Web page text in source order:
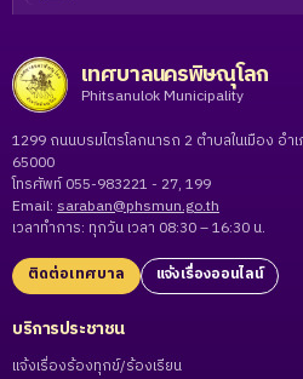
เทศบาลนครพิษณุโลก
Phitsanulok Municipality
1299 ถนนบรมไตรโลกนารถ 2 ตำบลในเมือง อ
65000
โทรศัพท์ 055-983221 - 27, 199
Email: saraban@phsmun.go.th
เวลาทำการ: ทุกวัน เวลา 08:30 – 16:30 น.
ติดต่อเทศบาล แจ้งเรื่องออนไลน์
บริการประชาชน
แจ้งเรื่องร้องทุกข์/ร้องเรียน